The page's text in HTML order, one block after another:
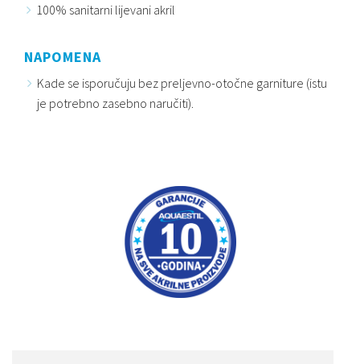
100% sanitarni lijevani akril
NAPOMENA
Kade se isporučuju bez preljevno-otočne garniture (istu
je potrebno zasebno naručiti).